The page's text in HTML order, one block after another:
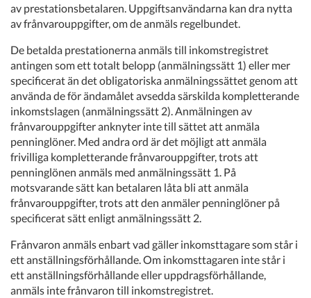
av prestationsbetalaren. Uppgiftsanvändarna kan dra nytta
av frånvarouppgifter, om de anmäls regelbundet.
De betalda prestationerna anmäls till inkomstregistret
antingen som ett totalt belopp (anmälningssätt 1) eller mer
specificerat än det obligatoriska anmälningssättet genom att
använda de för ändamålet avsedda särskilda kompletterande
inkomstslagen (anmälningssätt 2). Anmälningen av
frånvarouppgifter anknyter inte till sättet att anmäla
penninglöner. Med andra ord är det möjligt att anmäla
frivilliga kompletterande frånvarouppgifter, trots att
penninglönen anmäls med anmälningssätt 1. På
motsvarande sätt kan betalaren låta bli att anmäla
frånvarouppgifter, trots att den anmäler penninglöner på
specificerat sätt enligt anmälningssätt 2.
Frånvaron anmäls enbart vad gäller inkomsttagare som står i
ett anställningsförhållande. Om inkomsttagaren inte står i
ett anställningsförhållande eller uppdragsförhållande,
anmäls inte frånvaron till inkomstregistret.